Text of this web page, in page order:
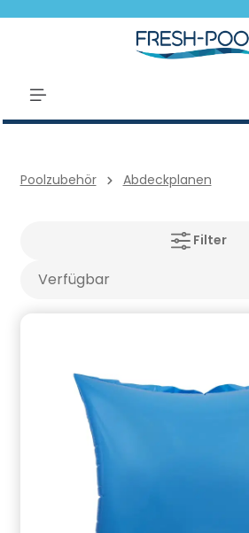
Poolzubehör Abdeckplanen
Filter